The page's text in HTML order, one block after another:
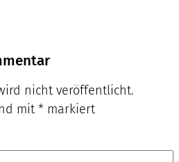
nicht veröffentlicht.
mit * markiert